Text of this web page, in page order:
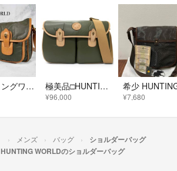
ハンティングワールド バチュークロス メッセンジャー ショルダーバッグ カーキ 極美品□HUNTING WORLD ハンティングワールド バチューオリジンネオ オリジナルサファリエクスプローラ ショルダーバッグ 定価242000円 定価242,000円
¥96,000 ¥7,680
メンズ バッグ ショルダーバッグ
HUNTING WORLDのショルダーバッグ